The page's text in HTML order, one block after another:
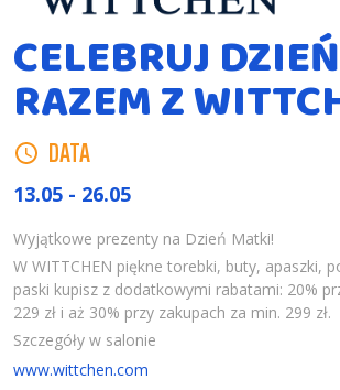
CELEBRUJ
RAZEM Z
DATA
13.05 - 26.05
Wyjątkowe prezenty na Dzień Matki!
W WITTCHEN piękne torebki, buty, apaszki,
paski kupisz z dodatkowymi rabatami: 20%
229 zł i aż 30% przy zakupach za min. 299 zł.
Szczegóły w salonie
www.wittchen.com